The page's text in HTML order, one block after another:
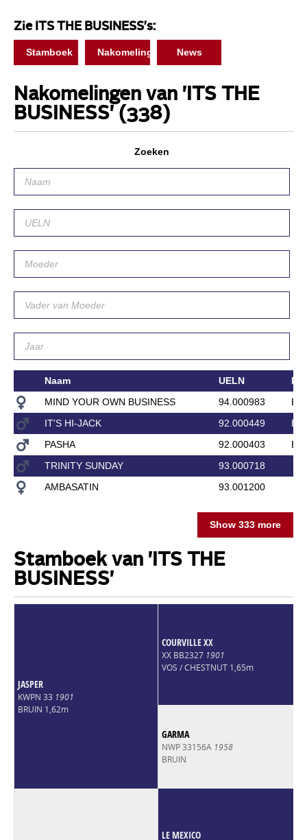
Zie ITS THE BUSINESS's:
Stamboek Nakomelingen News
Nakomelingen van 'ITS THE
BUSINESS' (338)
Zoeken
Naam UELN
MIND YOUR OWN BUSINESS
94.000983
IT'S HI-JACK
92.000449
PASHA
92.000403
TRINITY SUNDAY
93.000718
AMBASATIN
93.001200
Show 333 more
Stamboek van 'ITS THE
BUSINESS'
JASPER
KWPN 33 1901
BRUIN 1,62m
COURVILLE XX
XX BB2327 1901
VOS / CHESTNUT 1,65m
GARMA
NWP 33156A 1958
BRUIN
LE MEXICO